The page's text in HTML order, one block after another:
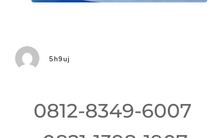
5h9uj
0812-8349-6007